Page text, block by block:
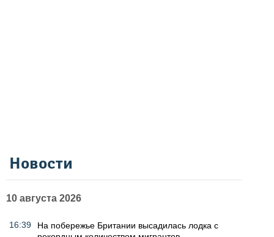
Новости
10 августа 2026
16:39
На побережье Британии высадилась лодка с